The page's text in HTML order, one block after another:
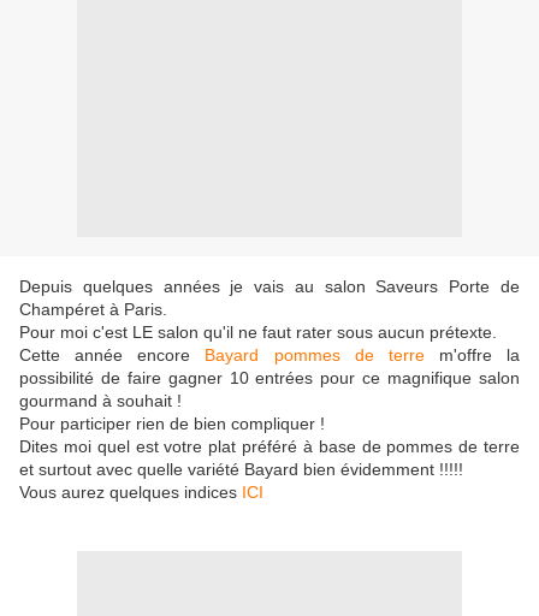
Depuis quelques années je vais au salon Saveurs Porte de
Champéret à Paris.
Pour moi c'est LE salon qu'il ne faut rater sous aucun prétexte.
Cette année encore Bayard pommes de terrem'offre la
possibilité de faire gagner 10 entrées pour ce magnifique salon
gourmand à souhait !
Pour participer rien de bien compliquer !
Dites moi quel est votre plat préféré à base de pommes de terre
et surtout avec quelle variété Bayard bien évidemment !!!!!
Vous aurez quelques indices ICI